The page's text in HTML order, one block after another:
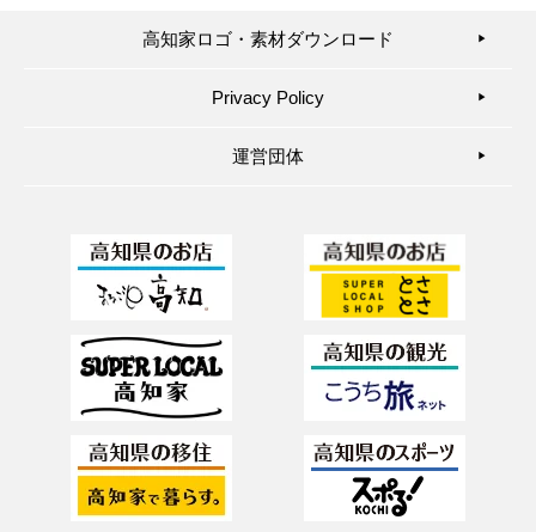
高知家ロゴ・素材ダウンロード ▶︎
Privacy Policy ▶︎
運営団体 ▶︎